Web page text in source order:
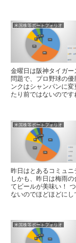
米国株等ポートフォリオ
金曜日は阪神タイガ
問題で、プロ野球の
ンクはシャンパンに
たり前ではないので
米国株等ポートフォリオ
昨日はとあるコミュ
しかも、昨日は梅雨
てビールが美味い！
ないのでほどほどに
米国株等ポートフォリオ